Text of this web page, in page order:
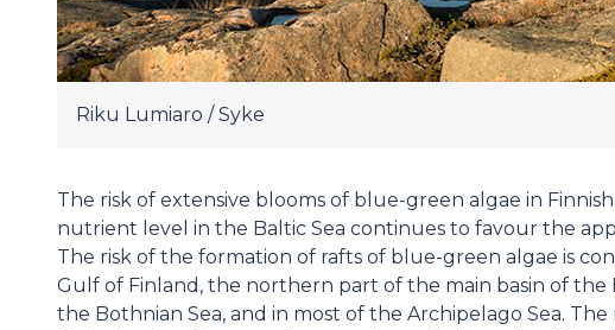
Riku Lumiaro / Syke
The risk of extensive blooms of blue-green algae in Finnish
nutrient level in the Baltic Sea continues to favour the
The risk of the formation of rafts of blue-green algae is
Gulf of Finland, the northern part of the main basin of the
the Bothnian Sea, and in most of the Archipelago Sea.